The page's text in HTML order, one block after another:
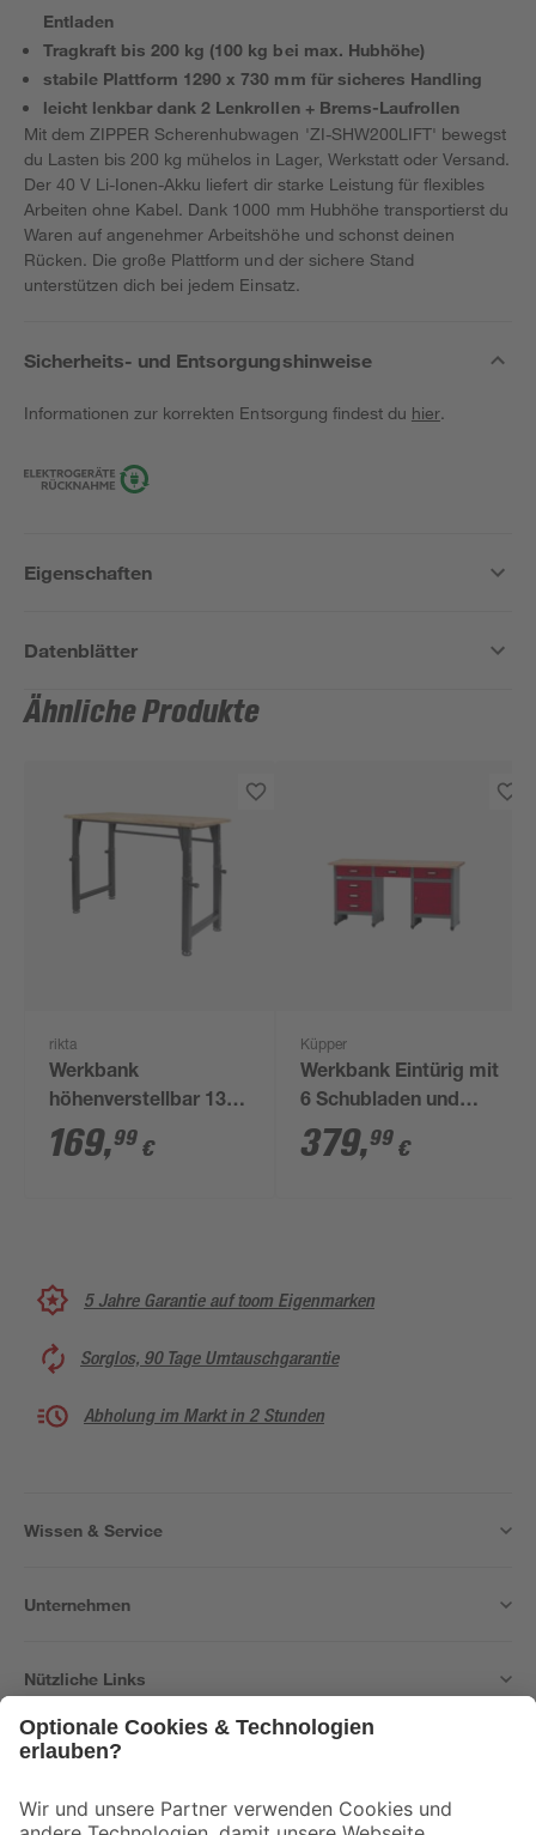
Entladen
Tragkraft bis 200 kg (100 kg bei max. Hubhöhe)
stabile Plattform 1290 x 730 mm für sicheres Handling
leicht lenkbar dank 2 Lenkrollen + Brems-Laufrollen
Mit dem ZIPPER Scherenhubwagen 'ZI-SHW200LIFT' bewegst
du Lasten bis 200 kg mühelos in Lager, Werkstatt oder Versand.
Der 40 V Li-Ionen-Akku liefert dir starke Leistung für flexibles
Arbeiten ohne Kabel. Dank 1000 mm Hubhöhe transportierst du
Waren auf angenehmer Arbeitshöhe und schonst deinen
Rücken. Die große Plattform und der sichere Stand
unterstützen dich bei jedem Einsatz.
Sicherheits- und Entsorgungshinweise
Informationen zur korrekten Entsorgung findest du hier.
Eigenschaften
Datenblätter
Ähnliche Produkte
rikta
Werkbank
höhenverstellbar 135
x 105 x 60 cm
169,99 €
Küpper
Werkbank Eintürig mit
6 Schubladen und
Sitzraum dunkelrot
170 x 84 x 60 cm
379,99 €
5 Jahre Garantie auf toom Eigenmarken
Sorglos, 90 Tage Umtauschgarantie
Abholung im Markt in 2 Stunden
Wissen & Service
Unternehmen
Nützliche Links
Der toom Newsletter: Keine Angebote und Aktionen mehr verpassen!